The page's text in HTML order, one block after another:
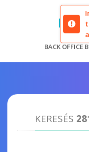
BACK OFFICE
KERESÉS